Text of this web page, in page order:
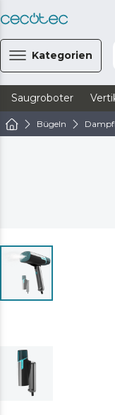
Kategorien
Saugroboter
Bügeln